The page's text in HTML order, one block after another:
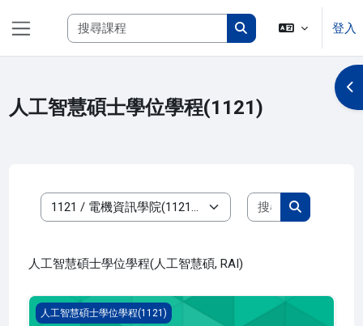
搜尋課程
搜尋課程
登入
人工智慧碩士學位學程(1121)
開
課程類別
搜尋課程
搜尋課程
人工智慧碩士學位學程(人工智慧碩, RAI)
專題討論 一(1121_R4AI010002A)
人工智慧碩士學位學程(1121)